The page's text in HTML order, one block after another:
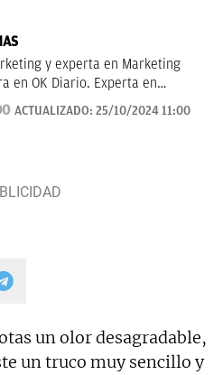
y experta en Marketing
en OK Diario. Experta en
consumo y Lotería de
ACTUALIZADO: 25/10/2024 11:00
un olor desagradable,
un truco muy sencillo y